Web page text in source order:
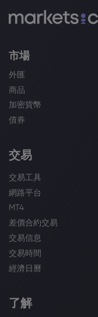
市場
外匯
商品
加密貨幣
債券
交易
交易工具
網路平台
MT4
差價合約交易
交易信息
交易時間
經濟日曆
了解